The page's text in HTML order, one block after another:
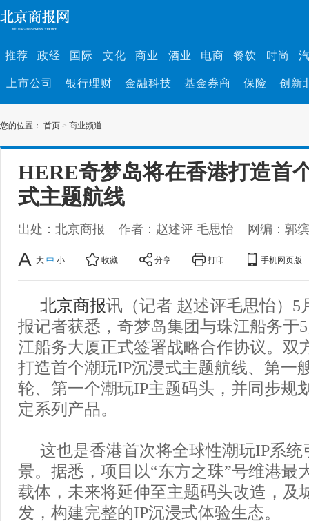
推荐 政经 国际 文化 商业 酒业 电商 餐饮 时尚
上市公司 银行理财 金融科技 基金券商 保险 创新
您的位置： 首页 > 商业频道
HERE奇梦岛将在香港打造首
式主题航线
出处：北京商报 作者：赵述评 毛思怡 网编：郭
大 中 小 收藏 分享 打印 手机网页版
北京商报讯（记者 赵述评毛思怡）5
报记者获悉，奇梦岛集团与珠江船务于
江船务大厦正式签署战略合作协议。双
打造首个潮玩IP沉浸式主题航线、第一
轮、第一个潮玩IP主题码头，并同步规
定系列产品。
这也是香港首次将全球性潮玩IP系统
景。据悉，项目以“东方之珠”号维港最
载体，未来将延伸至主题码头改造，及
发，构建完整的IP沉浸式体验生态。